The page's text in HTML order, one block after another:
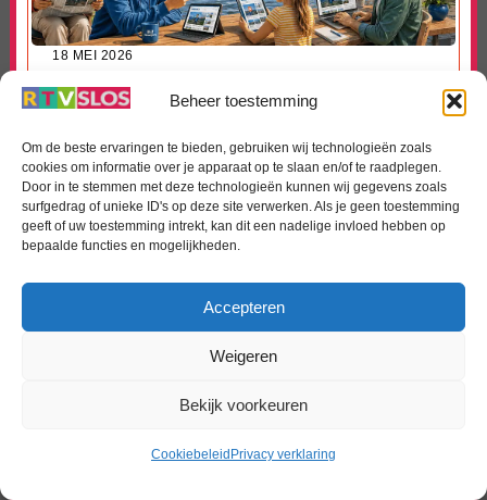
Beheer toestemming
Om de beste ervaringen te bieden, gebruiken wij technologieën zoals
cookies om informatie over je apparaat op te slaan en/of te raadplegen.
Door in te stemmen met deze technologieën kunnen wij gegevens zoals
surfgedrag of unieke ID's op deze site verwerken. Als je geen toestemming
geeft of uw toestemming intrekt, kan dit een nadelige invloed hebben op
bepaalde functies en mogelijkheden.
Accepteren
Weigeren
Bekijk voorkeuren
Cookiebeleid Privacy verklaring
18 MEI 2026
streekomroepdewerven.nl
Met trots presenteert Streekomroep De Werven haar
nieuwe website: streekomroepdewerven.nl. […]
Lees meer...